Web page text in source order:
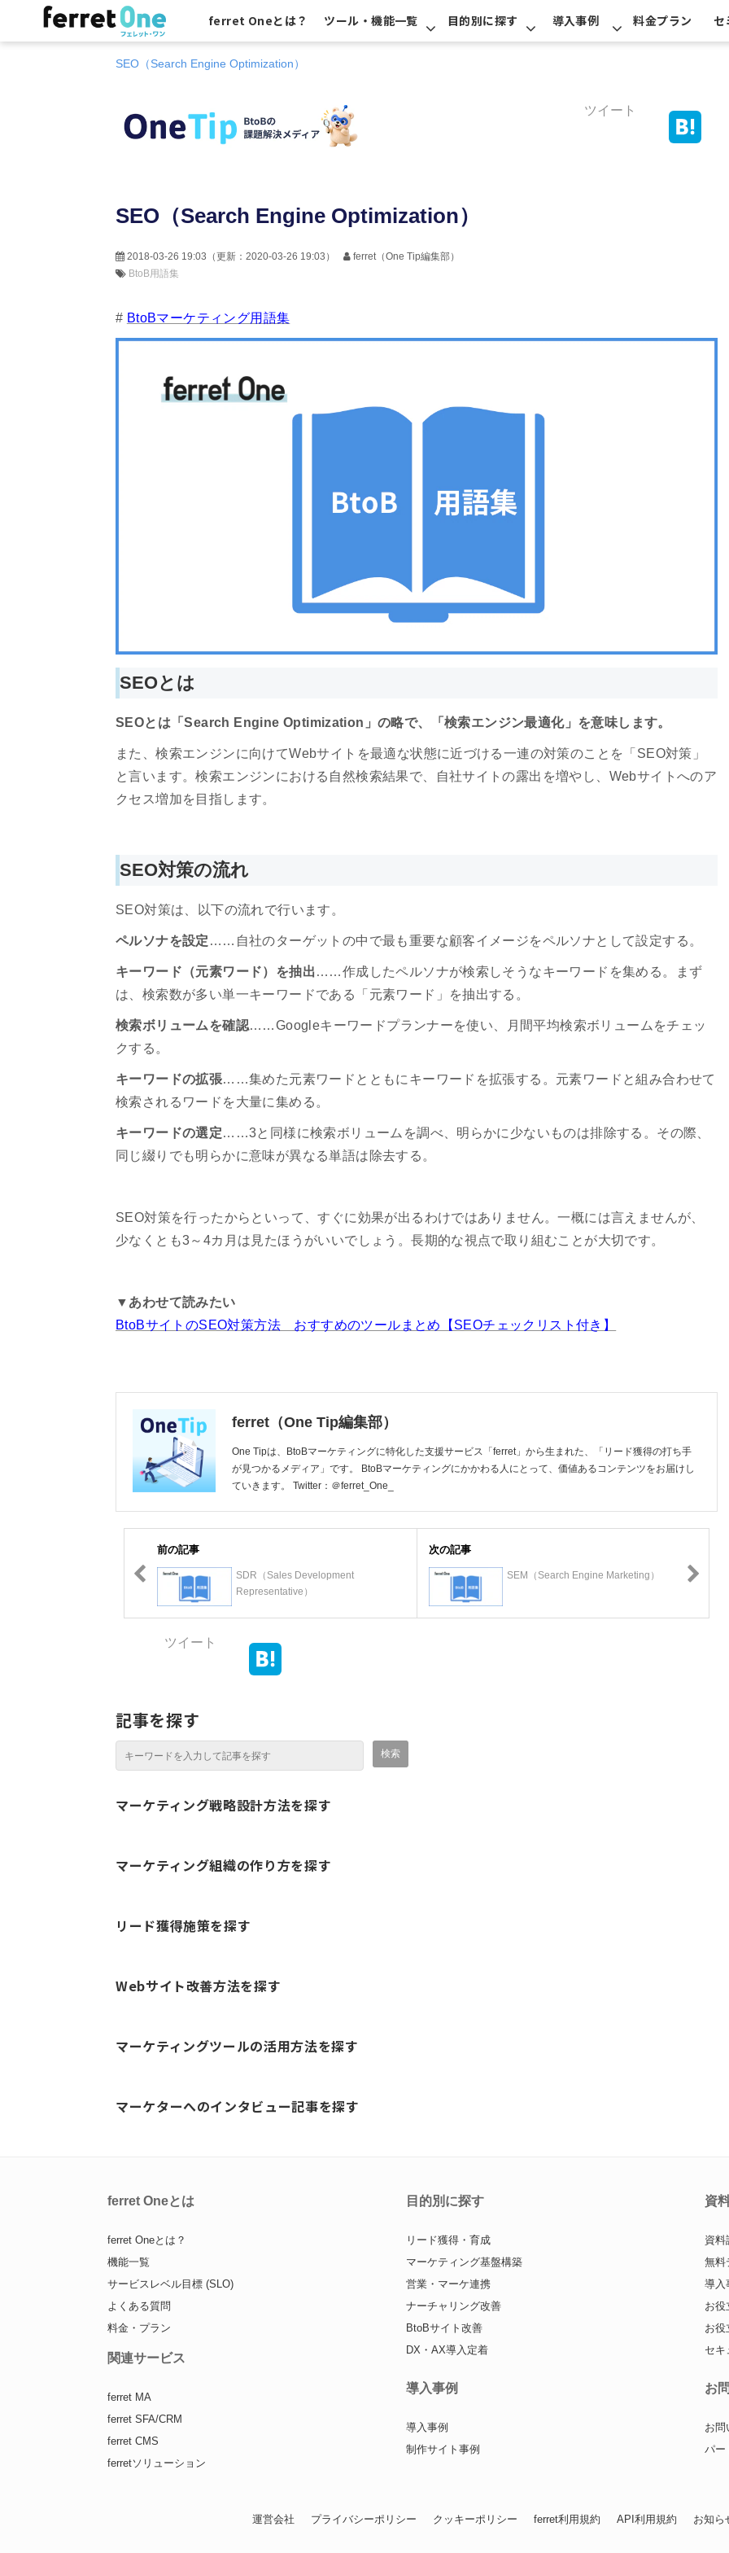
ferret Oneとは？ ツール・機能一覧 目的別に探す 導入事例 料金プラン セ
SEO（Search Engine Optimization）
ツイート
SEO（Search Engine Optimization）
2018-03-26 19:03 （更新： 2020-03-26 19:03 ）
ferret（One Tip編集部）
BtoB用語集
# BtoBマーケティング用語集
SEOとは
SEOとは「Search Engine Optimization」の略で、「検索エンジン最適化」を意味します。
また、検索エンジンに向けてWebサイトを最適な状態に近づける一連の対策のことを「SEO対策」
と言います。検索エンジンにおける自然検索結果で、自社サイトの露出を増やし、Webサイトへのア
クセス増加を目指します。
SEO対策の流れ
SEO対策は、以下の流れで行います。
ペルソナを設定 ……自社のターゲットの中で最も重要な顧客イメージをペルソナとして設定する。
キーワード（元素ワード）を抽出……作成したペルソナが検索しそうなキーワードを集める。まず
は、検索数が多い単一キーワードである「元素ワード」を抽出する。
検索ボリュームを確認……Googleキーワードプランナーを使い、月間平均検索ボリュームをチェッ
クする。
キーワードの拡張……集めた元素ワードとともにキーワードを拡張する。元素ワードと組み合わせて
検索されるワードを大量に集める。
キーワードの選定……3と同様に検索ボリュームを調べ、明らかに少ないものは排除する。その際、
同じ綴りでも明らかに意味が異なる単語は除去する。
SEO対策を行ったからといって、すぐに効果が出るわけではありません。一概には言えませんが、
少なくとも3～4カ月は見たほうがいいでしょう。長期的な視点で取り組むことが大切です。
▼あわせて読みたい
BtoBサイトのSEO対策方法 おすすめのツールまとめ【SEOチェックリスト付き】
ferret（One Tip編集部）
One Tipは、BtoBマーケティングに特化した支援サービス「ferret」から生まれた、「リード獲得の打ち手
が見つかるメディア」です。 BtoBマーケティングにかかわる人にとって、価値あるコンテンツをお届けし
ていきます。 Twitter：＠ferret_One_
前の記事
SDR（Sales Development
Representative）
次の記事
SEM（Search Engine Marketing）
ツイート
記事を探す
マーケティング戦略設計方法を探す
マーケティング組織の作り方を探す
リード獲得施策を探す
Webサイト改善方法を探す
マーケティングツールの活用方法を探す
マーケターへのインタビュー記事を探す
ferret Oneとは
ferret Oneとは？
機能一覧
サービスレベル目標 (SLO)
よくある質問
料金・プラン
関連サービス
ferret MA
ferret SFA/CRM
ferret CMS
ferretソリューション
目的別に探す
リード獲得・育成
マーケティング基盤構築
営業・マーケ連携
ナーチャリング改善
BtoBサイト改善
DX・AX導入定着
導入事例
導入事例
制作サイト事例
資
資料
無料
導入
お役
お役
セキ
お
お問
パー
運営会社 プライバシーポリシー クッキーポリシー ferret利用規約 API利用規約 お知ら